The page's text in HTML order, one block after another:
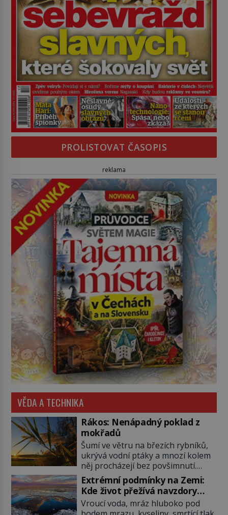
PROLISTOVAT ČASOPIS
reklama
VĚDA A TECHNIKA
Rákos: Nenápadný poklad z
mokřadů
Šumí ve větru na březích rybníků,
ukrývá vodní ptáky a mnozí kolem
něj procházejí bez povšimnutí.
Přesto právě rákos pomáhal stavět
domy, vyrábět lodě, zapisovat první
texty a inspiroval řadu pověstí.
Tato skromná, ale užitečná
Extrémní podmínky na Zemi:
Kde život přežívá navzdory
všemu
Vroucí voda, mráz hluboko pod